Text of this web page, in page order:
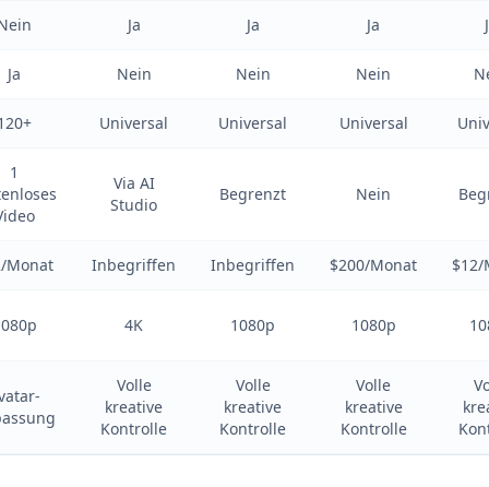
Ja Ja Ja
Ja Nein Nein Nein
Universal Universal Universal
1
Via AI
Studio
Begrenzt Nein
Monat Inbegriffen Inbegriffen $200/Monat $12/
4K 1080p 1080p
Volle
kreative
Kontrolle
Volle
kreative
Kontrolle
Volle
kreative
Kontrolle